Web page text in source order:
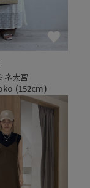
ネ大宮
(152cm)